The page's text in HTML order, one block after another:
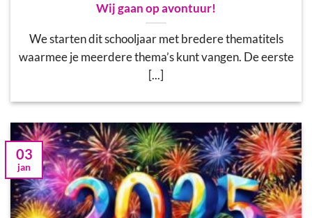
Wij gaan op avontuur!
We starten dit schooljaar met bredere thematitels
waarmee je meerdere thema’s kunt vangen. De eerste
[...]
03
jan